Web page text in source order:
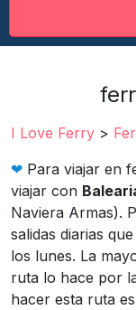
I Love Ferry >
❤︎ Para viajar en
viajar con
Naviera Armas).
salidas diarias
los lunes. La
ruta lo hace por
hacer esta ruta